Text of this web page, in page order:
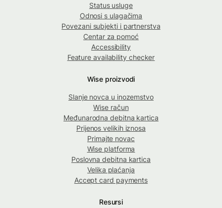
Status usluge
Odnosi s ulagačima
Povezani subjekti i partnerstva
Centar za pomoć
Accessibility
Feature availability checker
Wise proizvodi
Slanje novca u inozemstvo
Wise račun
Međunarodna debitna kartica
Prijenos velikih iznosa
Primajte novac
Wise platforma
Poslovna debitna kartica
Velika plaćanja
Accept card payments
Resursi